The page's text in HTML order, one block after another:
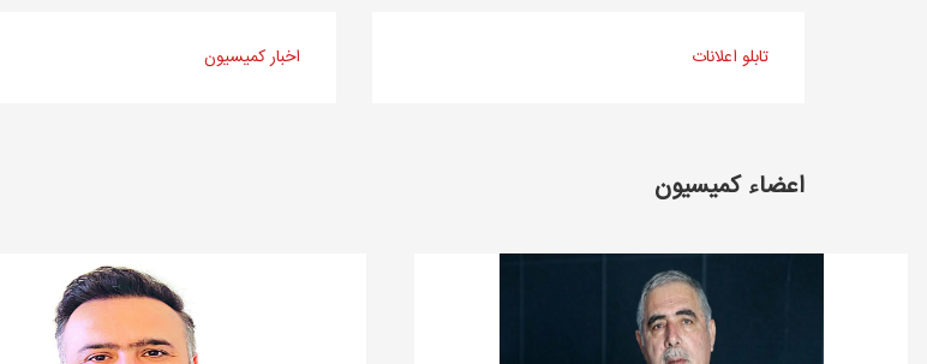
اخبار کمیسیون تابلو اعلانات
اعضاء کمیسیون